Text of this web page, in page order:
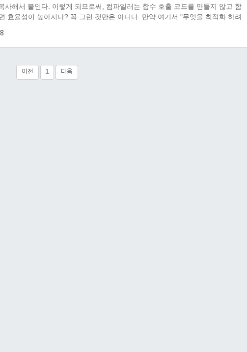
사해서 붙인다. 이렇게 되므로써, 컴파일러는 함수 호출 코드를 만들지 않고 함
효율성이 높아지나? 꼭 그런 것만은 아니다. 만약 여기서 "무엇을 최적화 하려
이전 1 다음